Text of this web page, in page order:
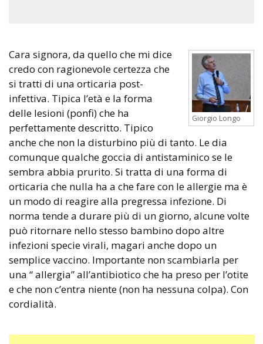
Giorgio Longo
Cara signora, da quello che mi dice
credo con ragionevole certezza che
si tratti di una orticaria post-
infettiva. Tipica l’età e la forma
delle lesioni (ponfi) che ha
perfettamente descritto. Tipico
anche che non la disturbino più di tanto. Le dia
comunque qualche goccia di antistaminico se le
sembra abbia prurito. Si tratta di una forma di
orticaria che nulla ha a che fare con le allergie ma è
un modo di reagire alla pregressa infezione. Di
norma tende a durare più di un giorno, alcune volte
può ritornare nello stesso bambino dopo altre
infezioni specie virali, magari anche dopo un
semplice vaccino. Importante non scambiarla per
una “ allergia” all’antibiotico che ha preso per l’otite
e che non c’entra niente (non ha nessuna colpa). Con
cordialità.